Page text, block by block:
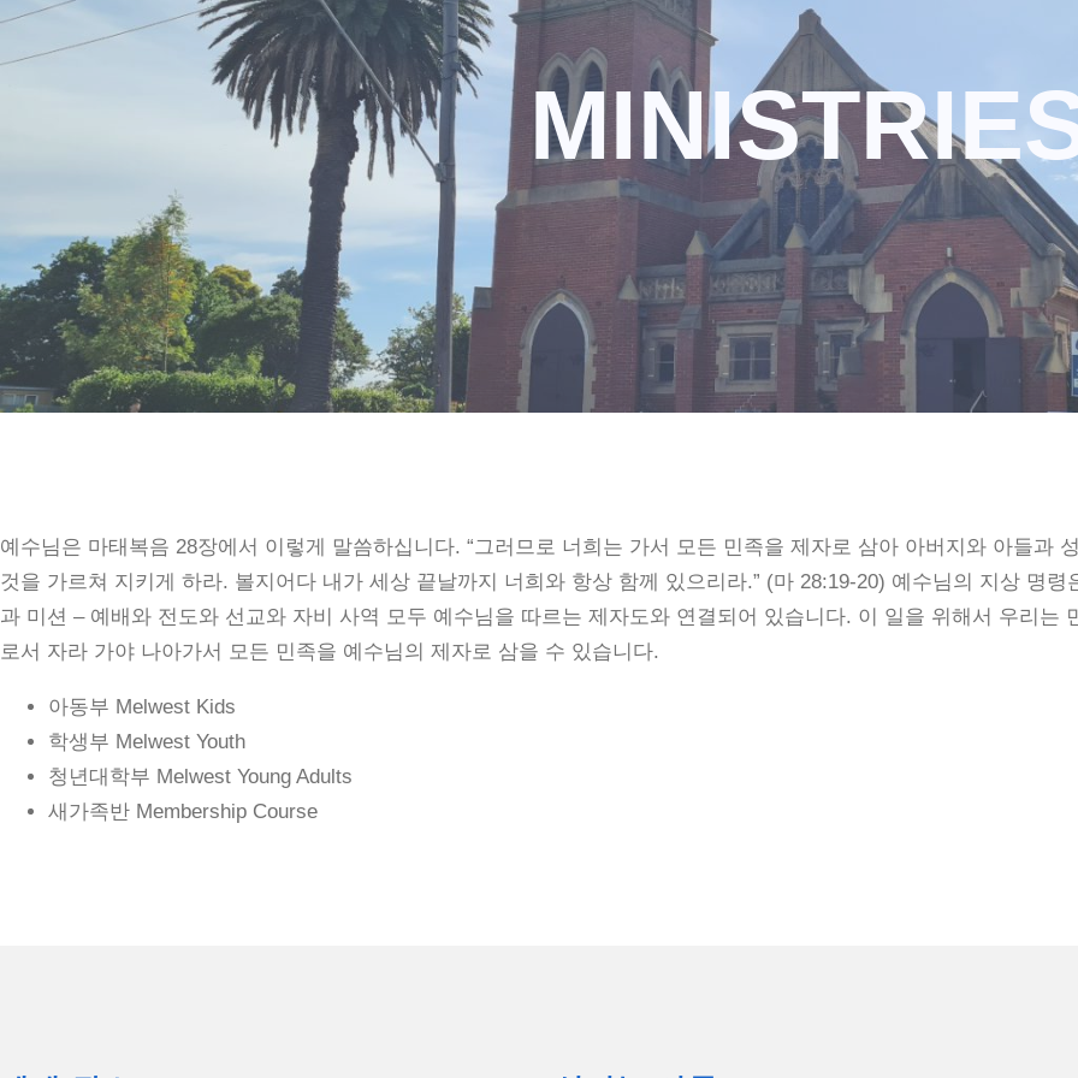
예수님은 마태복음 28장에서 이렇게 말씀하십니다. “그러므로 너희는 가서 모든 민족을 제자로 삼아 아버지와 아들과
것을 가르쳐 지키게 하라. 볼지어다 내가 세상 끝날까지 너희와 항상 함께 있으리라.” (마 28:19-20) 예수님의 지상 명
과 미션 – 예배와 전도와 선교와 자비 사역 모두 예수님을 따르는 제자도와 연결되어 있습니다. 이 일을 위해서 우리는
로서 자라 가야 나아가서 모든 민족을 예수님의 제자로 삼을 수 있습니다.
아동부 Melwest Kids
학생부 Melwest Youth
청년대학부 Melwest Young Adults
새가족반 Membership Course